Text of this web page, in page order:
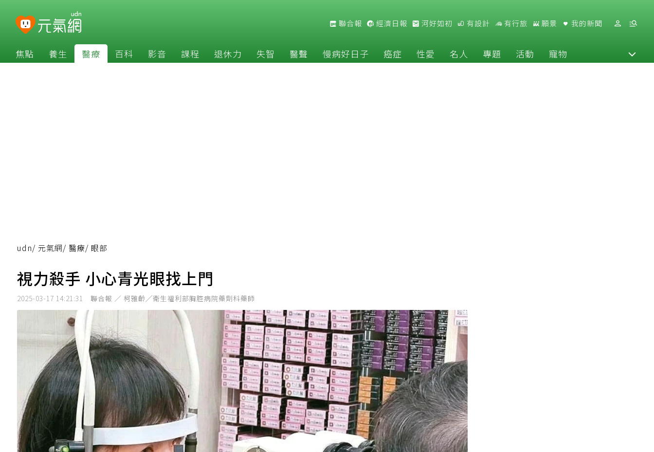
聯合報 經濟日報 河好如初 有設計 有行旅 願景 我的新聞
焦點 養生 醫療 百科 影音 課程 退休力 失智 醫聲 慢病好日子 癌症 性愛 名人 專題 活動 寵物
udn/ 元氣網/ 醫療/ 眼部
視力殺手 小心青光眼找上門
2025-03-17 14:21:31 聯合報 ／ 柯雅齡╱衛生福利部胸腔病院藥劑科藥師